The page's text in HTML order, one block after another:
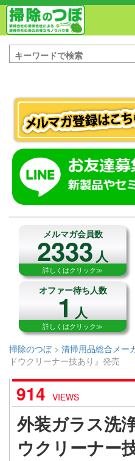
メルマガ会員数
2333人
詳しくはクリック≫
オファー待ち人数
1人
詳しくはクリック≫
掃除のつぼ> 清掃用品総合メー
ドウクリーナー技あり』発売
914 VIEWS
外装ガラス洗
ウクリーナー